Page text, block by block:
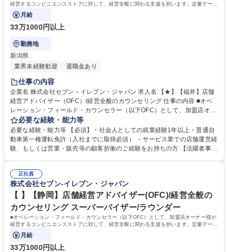
経営するコンビニエンスストアに対して、経営全般に関わる支援を担います。定量データ
に基づく運営支援業務をお任せします。
月給
33万1000円以上
勤務地
新潟県
業界未経験歓迎
退職金あり
仕事の内容
企業名 株式会社セブン－イレブン・ジャパン 求人名 【★】【福井】店舗
経営アドバイザー（OFC）/経営全般のカウンセリング 仕事の内容 ■オペ
レーション・フィールド・カウンセラー（以下OFC）として、加盟店オー
ナー様が経営するコンビニエンスストアに対して、経営全般に関わる支援
を担います。定量データに基づく運営支援業務をお任せします。 【業務
例】商圏分析、競合調査、売上や販売数等データ分析、売場確認、発注や
売場作りアドバイス、個店行為計画の作成、従業員教育サポート等がござ
オーナー様の方針もふまえた個店カウンセリングへと繋げていきます。 募
集職種 【★】【福井】店舗経営アドバイザー（OFC）/経営全般のカウン
セリング
必要な経験・能力等
必要な経験・能力等 【必須】・社会人としての就業経験1年以上・普通自
動車第一種運転免許（入社までに取得必須） ・サービス業での店舗運営経
験、もしくは営業・販売等の顧客折衝のご経験をお持ちの方 【活躍者事
フプランの変更に合わせた働き方が可能な制度があります。 ・ＯＦＣ職限
定、エリアを限定して働く制度 ※エリア内転勤は有り ・育児や介護等に
て、転勤無しになる制度 ・育児や介護等にて、短時間で働く制度 学歴・
資格 学歴：大学院 大学 高専 短大 専修学校 高校 語学力： 資格：第一種運
転免許普通自動車
正社員
株式会社セブン-イレブン・ジャパン
【 】【静岡】店舗経営アドバイザー(OFC)/経営全般の
カウンセリング スーパーバイザー/ラウンダー
■オペレーション・フィールド・カウンセラー（以下OFC）として、加盟店オーナー様が
経営するコンビニエンスストアに対して、経営全般に関わる支援を担います。定量データ
に基づく運営支援業務をお任せします。
月給
33万1000円以上